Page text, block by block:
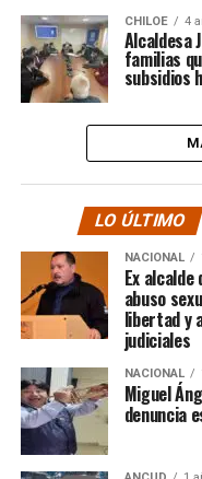
CHILOE 4
Alcaldesa
familias
subsidios
LO ÚLTIMO
NACIONAL
Ex alcalde
abuso
libertad y
judiciales
NACIONAL
Miguel
denuncia